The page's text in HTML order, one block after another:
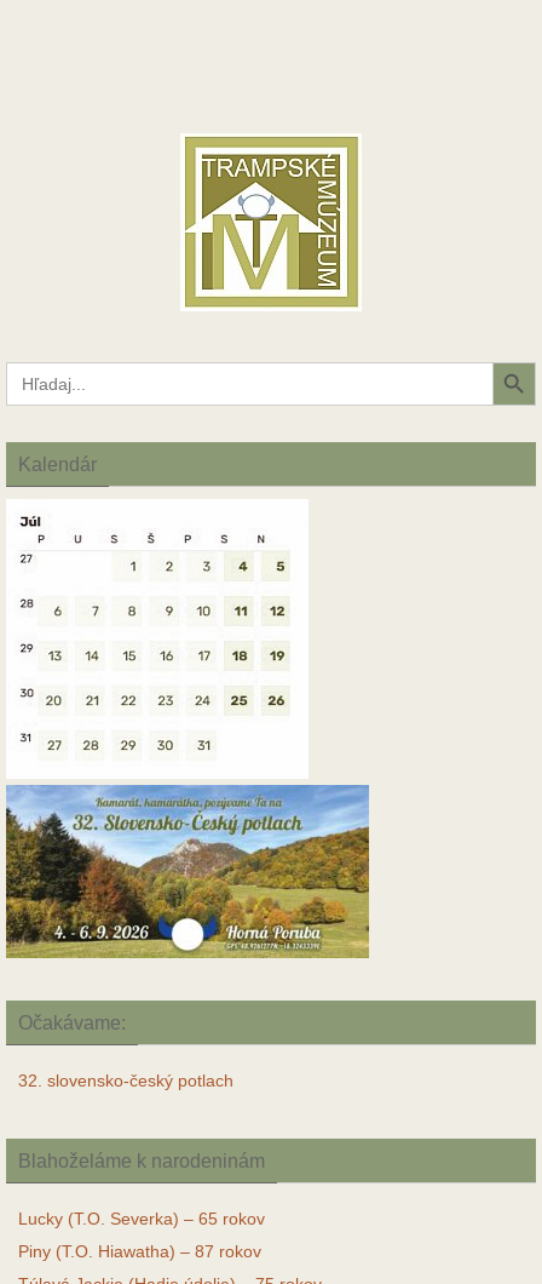
Search
for:
Search Button
Kalendár
Očakávame:
32. slovensko-český potlach
Blahoželáme k narodeninám
Lucky (T.O. Severka) – 65 rokov
Piny (T.O. Hiawatha) – 87 rokov